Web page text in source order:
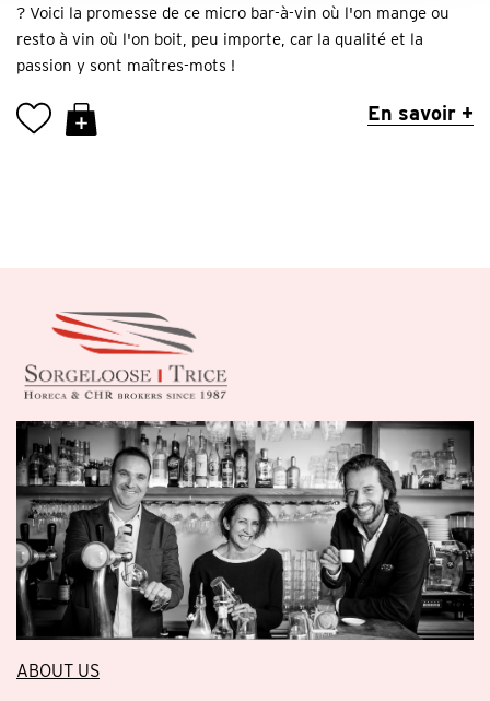
? Voici la promesse de ce micro bar-à-vin où l'on mange ou
resto à vin où l'on boit, peu importe, car la qualité et la
passion y sont maîtres-mots !
En savoir +
ABOUT US